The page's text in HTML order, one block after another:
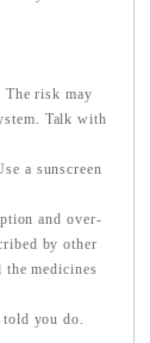
The risk may
Talk with
a sunscreen
and over-
by other
medicines
you do.